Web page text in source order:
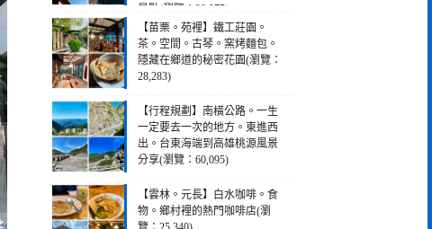
景點(瀏覽：28,975)
【苗栗。苑裡】鐵工莊園。
茶。空間。古琴。窯烤麵包。
隱藏在鄉道的秘密花園(瀏覽：
28,283)
【行程規劃】南橫公路。一生
一定要去一次的地方。東進西
出。台東海端到高雄桃源風景
分享(瀏覽：60,095)
【雲林。元長】白水咖啡。食
物。鄉村裡的熱門咖啡店(瀏